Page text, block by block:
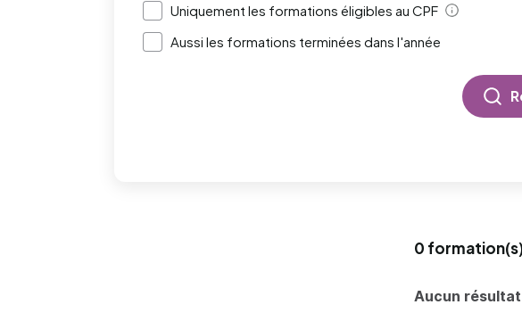
Uniquement les formations éligibles au CPF
Aide
Aussi les formations terminées dans l'année
0
Aucun